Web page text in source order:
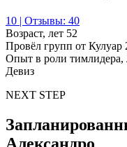
10 | Отзывы: 40
Возраст, лет 52
Провёл групп от Кулуар
Опыт в роли тимлидера,
Девиз
NEXT STEP
Александро